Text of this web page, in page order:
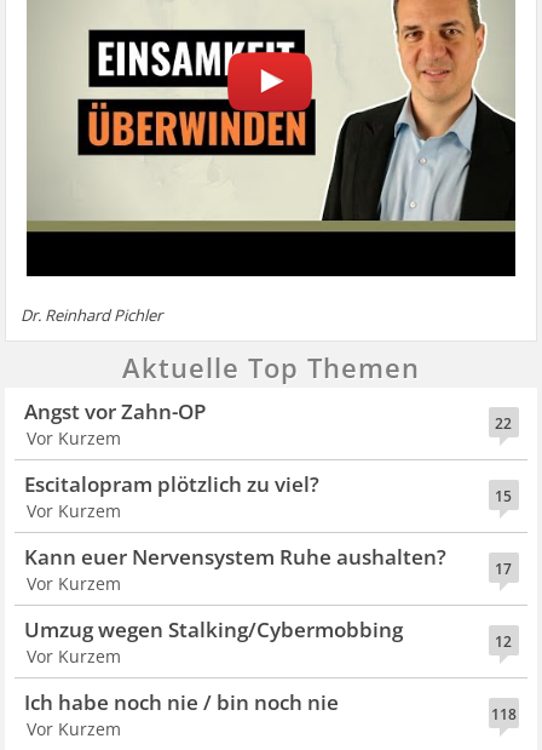
Dr. Reinhard Pichler
Aktuelle Top Themen
22
Angst vor Zahn-OP
Vor Kurzem
15
Escitalopram plötzlich zu viel?
Vor Kurzem
17
Kann euer Nervensystem Ruhe aushalten?
Vor Kurzem
12
Umzug wegen Stalking/Cybermobbing
Vor Kurzem
118
Ich habe noch nie / bin noch nie
Vor Kurzem